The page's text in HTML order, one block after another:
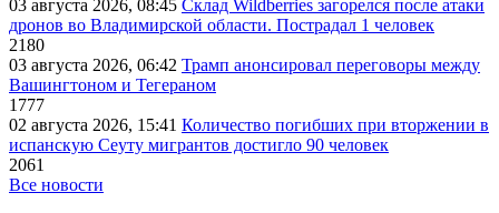
03 августа 2026, 08:45 Склад Wildberries загорелся после атаки
дронов во Владимирской области. Пострадал 1 человек
2180
03 августа 2026, 06:42 Трамп анонсировал переговоры между
Вашингтоном и Тегераном
1777
02 августа 2026, 15:41 Количество погибших при вторжении в
испанскую Сеуту мигрантов достигло 90 человек
2061
Все новости